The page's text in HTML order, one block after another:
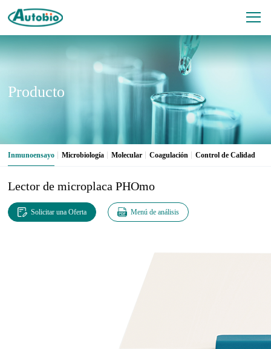
Producto
Inmunoensayo Microbiología Molecular Coagulación Control de Calidad
Lector de microplaca PHOmo
Solicitar una Oferta Menú de análisis